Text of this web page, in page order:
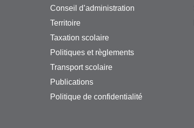
Conseil d’administration
Territoire
Taxation scolaire
Politiques et règlements
Transport scolaire
Publications
Politique de confidentialité